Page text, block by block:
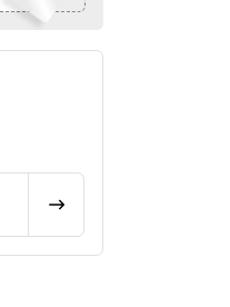
CALCULAR FRETE